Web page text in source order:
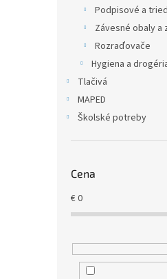
Podpisové a
Závesné obaly a
Rozraďovače
Hygiena a
Tlačivá
MAPED
Školské potreby
Cena
€0